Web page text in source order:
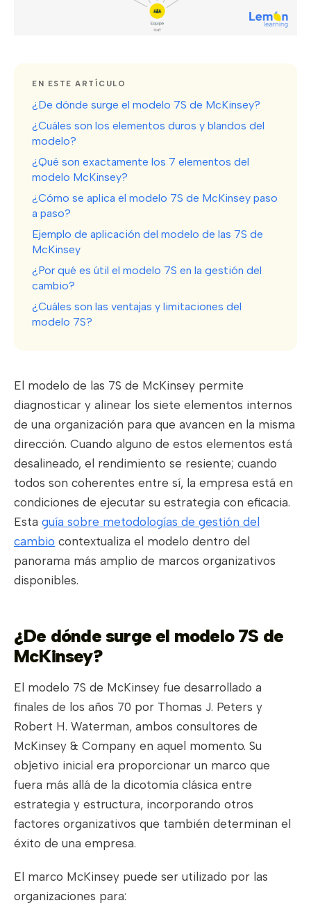
EN ESTE ARTÍCULO
¿De dónde surge el modelo 7S de McKinsey?
¿Cuáles son los elementos duros y blandos del
modelo?
¿Qué son exactamente los 7 elementos del
modelo McKinsey?
¿Cómo se aplica el modelo 7S de McKinsey paso
a paso?
Ejemplo de aplicación del modelo de las 7S de
McKinsey
¿Por qué es útil el modelo 7S en la gestión del
cambio?
¿Cuáles son las ventajas y limitaciones del
modelo 7S?
El modelo de las 7S de McKinsey permite
diagnosticar y alinear los siete elementos internos
de una organización para que avancen en la misma
dirección. Cuando alguno de estos elementos está
desalineado, el rendimiento se resiente; cuando
todos son coherentes entre sí, la empresa está en
condiciones de ejecutar su estrategia con eficacia.
Esta guía sobre metodologías de gestión del
cambio contextualiza el modelo dentro del
panorama más amplio de marcos organizativos
disponibles.
¿De dónde surge el modelo 7S de
McKinsey?
El modelo 7S de McKinsey fue desarrollado a
finales de los años 70 por Thomas J. Peters y
Robert H. Waterman, ambos consultores de
McKinsey & Company en aquel momento. Su
objetivo inicial era proporcionar un marco que
fuera más allá de la dicotomía clásica entre
estrategia y estructura, incorporando otros
factores organizativos que también determinan el
éxito de una empresa.
El marco McKinsey puede ser utilizado por las
organizaciones para: